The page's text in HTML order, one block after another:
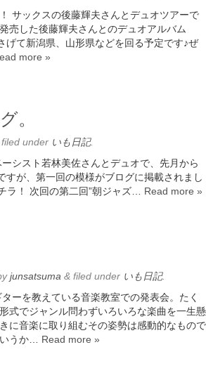
サックスの後藤輝夫さんとデュオツアーで
売した後藤輝夫さんとのデュオアルバム
げて新潟県、山形県などを回る予定です♪ぜ
more »
。
filed under いも日記.
シスト若林美佐さんとデュオで、先月から
すが、第一回の模様がブログに掲載されまし
ラ！ 次回の第二回”朝ジャズ… Read more »
junsatsuma & filed under いも日記.
ーを教えている音楽教室での発表会。たく
式でジャンル問わずいろいろな楽曲を一生懸
に音楽に取り組むその姿勢は感動的なもので
うか… Read more »